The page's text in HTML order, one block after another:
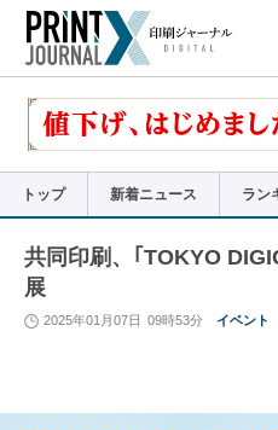
で
リ
トップ 新着ニュース ラン
共同印刷、｢TOKYO
展
2025年01月07日 09時53分 イベント